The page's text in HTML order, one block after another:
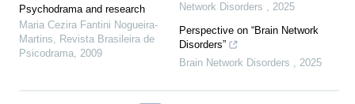
Psychodrama and research
Maria Cezira Fantini Nogueira-
Martins, Revista Brasileira de
Psicodrama, 2009
Network Disorders , 2025
Perspective on “Brain Network
Disorders”
Brain Network Disorders , 2025